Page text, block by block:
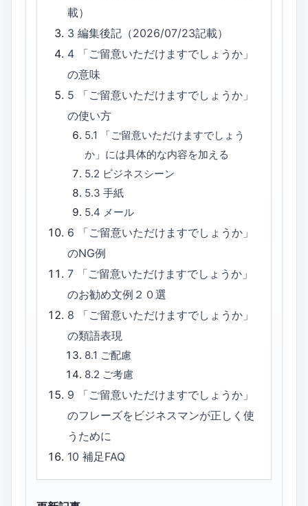
載）
3編集後記（2026/07/23記載）
4
「ご留意いただけますでしょうか」
の意味
5
「ご留意いただけますでしょうか」
の使い方
5.1
「ご留意いただけますでしょう
か」には具体的な内容を加える
5.2 ビジネスシーン
5.3 手紙
5.4 メール
6
「ご留意いただけますでしょうか」
のNG例
7
「ご留意いただけますでしょうか」
のお勧め文例２０選
8
「ご留意いただけますでしょうか」
の類語表現
8.1 ご配慮
8.2 ご考慮
9
「ご留意いただけますでしょうか」
のフレーズをビジネスマンが正しく使
うために
10補足FAQ